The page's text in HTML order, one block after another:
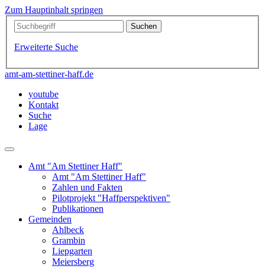
Zum Hauptinhalt springen
Erweiterte Suche
amt-am-stettiner-haff.de
youtube
Kontakt
Suche
Lage
Amt "Am Stettiner Haff"
Amt "Am Stettiner Haff"
Zahlen und Fakten
Pilotprojekt "Haffperspektiven"
Publikationen
Gemeinden
Ahlbeck
Grambin
Liepgarten
Meiersberg